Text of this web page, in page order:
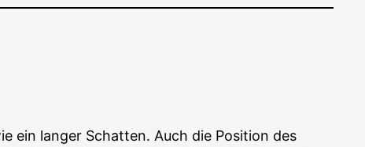
ein lan­ger Schat­ten. Auch die Posi­ti­on des